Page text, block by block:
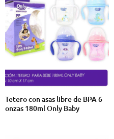
Tetero con asas libre de BPA 6
onzas 180ml Only Baby